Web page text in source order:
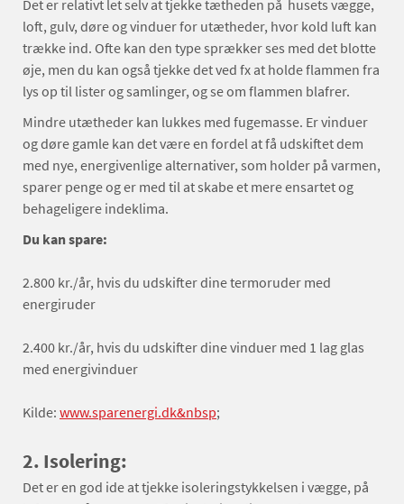
Det er relativt let selv at tjekke tætheden på husets vægge,
loft, gulv, døre og vinduer for utætheder, hvor kold luft kan
trække ind. Ofte kan den type sprækker ses med det blotte
øje, men du kan også tjekke det ved fx at holde flammen fra
lys op til lister og samlinger, og se om flammen blafrer.
Mindre utætheder kan lukkes med fugemasse. Er vinduer
og døre gamle kan det være en fordel at få udskiftet dem
med nye, energivenlige alternativer, som holder på varmen,
sparer penge og er med til at skabe et mere ensartet og
behageligere indeklima.
Du kan spare:
2.800 kr./år, hvis du udskifter dine termoruder med
energiruder
2.400 kr./år, hvis du udskifter dine vinduer med 1 lag glas
med energivinduer
Kilde: www.sparenergi.dk&nbsp;
2. Isolering:
Det er en god ide at tjekke isoleringstykkelsen i vægge, på